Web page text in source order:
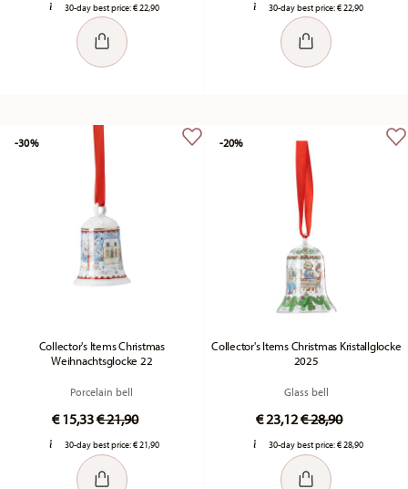
30-day best price:€ 22,90 30-day best price:€ 22,90
Collector's Items Christmas
Weihnachtsglocke 22
Porcelain bell
€ 15,33Price reduced from
€ 21,90to
30-day best price:€ 21,90
-30%
Collector's Items Christmas Kristallglocke
2025
Glass bell
€ 23,12Price reduced
€ 28,90to
30-day best price:€ 28,90
-20%